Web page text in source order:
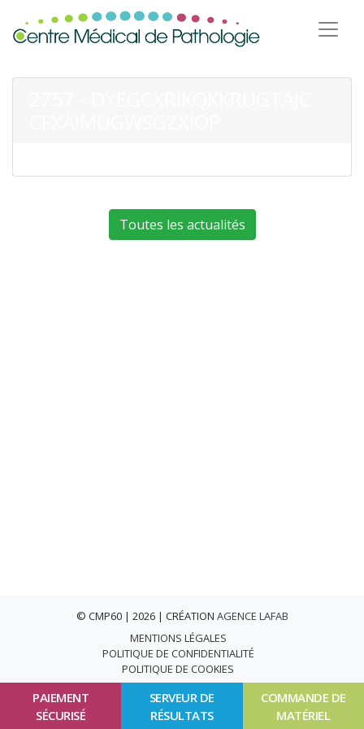
PAIEMENT
SÉCURISÉ
SERVEUR DE
RÉSULTATS
COMMANDE DE
MATÉRIEL
Toutes les actualités
© CMP60 | 2026 | CRÉATION AGENCE LAFAB
MENTIONS LÉGALES
POLITIQUE DE CONFIDENTIALITÉ
POLITIQUE DE COOKIES